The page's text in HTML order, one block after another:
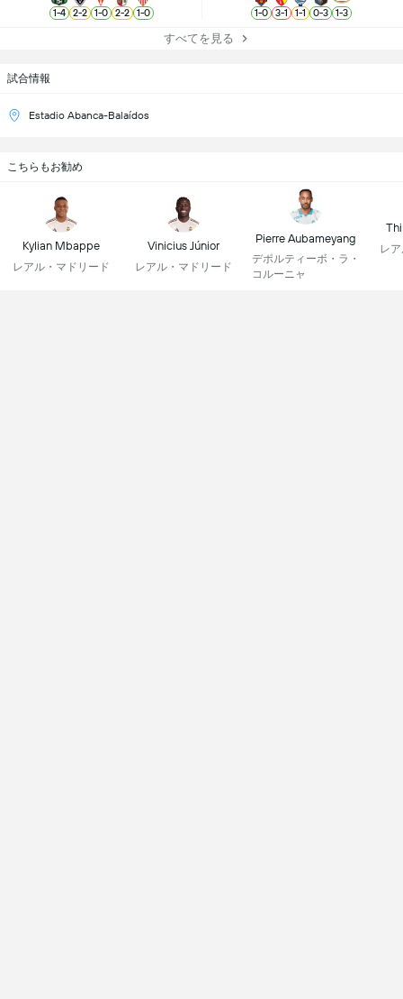
試合情報
Estadio Abanca-Balaídos
1-4 2-2 1-0 2-2 1-0 1-0 3-1 1-1 0-3 1-3
すべてを見る
こちらもお勧め
Kylian Mbappe
レアル・マドリード
Vinicius Júnior
レアル・マドリード
Pierre Aubameyang
デポルティーボ・ラ・
コルーニャ
レ